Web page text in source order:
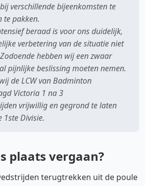
verschillende bijeenkomsten te
te pakken.
beraad is voor ons duidelijk,
verbetering van de situatie niet
hebben wij een zwaar
pijnlijke beslissing moeten nemen.
de LCW van Badminton
Victoria 1 na 3
vrijwillig en gegrond te laten
1ste Divisie.
plaats vergaan?
terugtrekken uit de poule